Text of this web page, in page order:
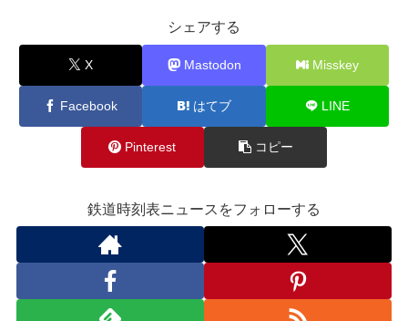
シェアする
X Mastodon Misskey
Facebook はてブ LINE
Pinterest コピー
鉄道時刻表ニュースをフォローする